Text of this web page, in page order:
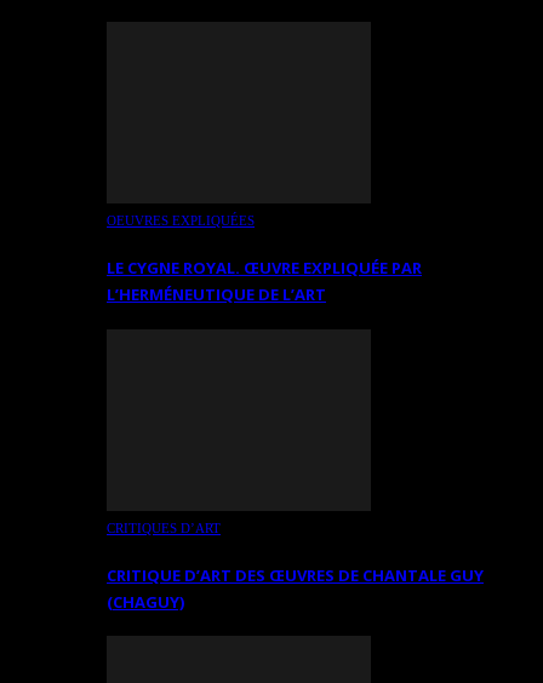
OEUVRES EXPLIQUÉES
LE CYGNE ROYAL. ŒUVRE EXPLIQUÉE PAR
L’HERMÉNEUTIQUE DE L’ART
CRITIQUES D’ART
CRITIQUE D’ART DES ŒUVRES DE CHANTALE GUY
(CHAGUY)